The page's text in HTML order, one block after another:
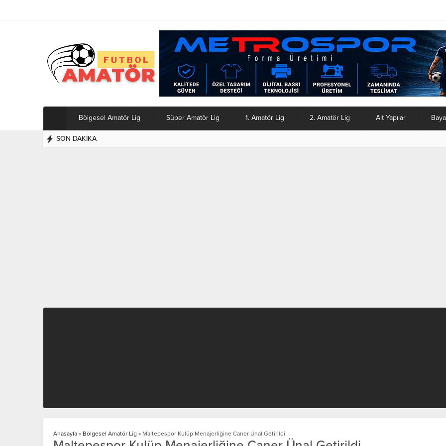
Bölgesel Amatör Lig Süper Amatör Lig 1. Amatör Lig 2. Amatör Lig Alt Yapılar
SON DAKİKA
Anasayfa » Bölgesel Amatör Lig » Maltepespor Kulüp Menajerliğine Caner Ünal Getirildi